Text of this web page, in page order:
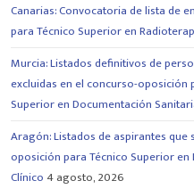
Canarias: Convocatoria de lista de
para Técnico Superior en
Murcia: Listados definitivos de
excluidas en el concurso-oposición
Superior en Documentación
Aragón: Listados de aspirantes que
oposición para Técnico Superior
Clínico4 agosto, 2026